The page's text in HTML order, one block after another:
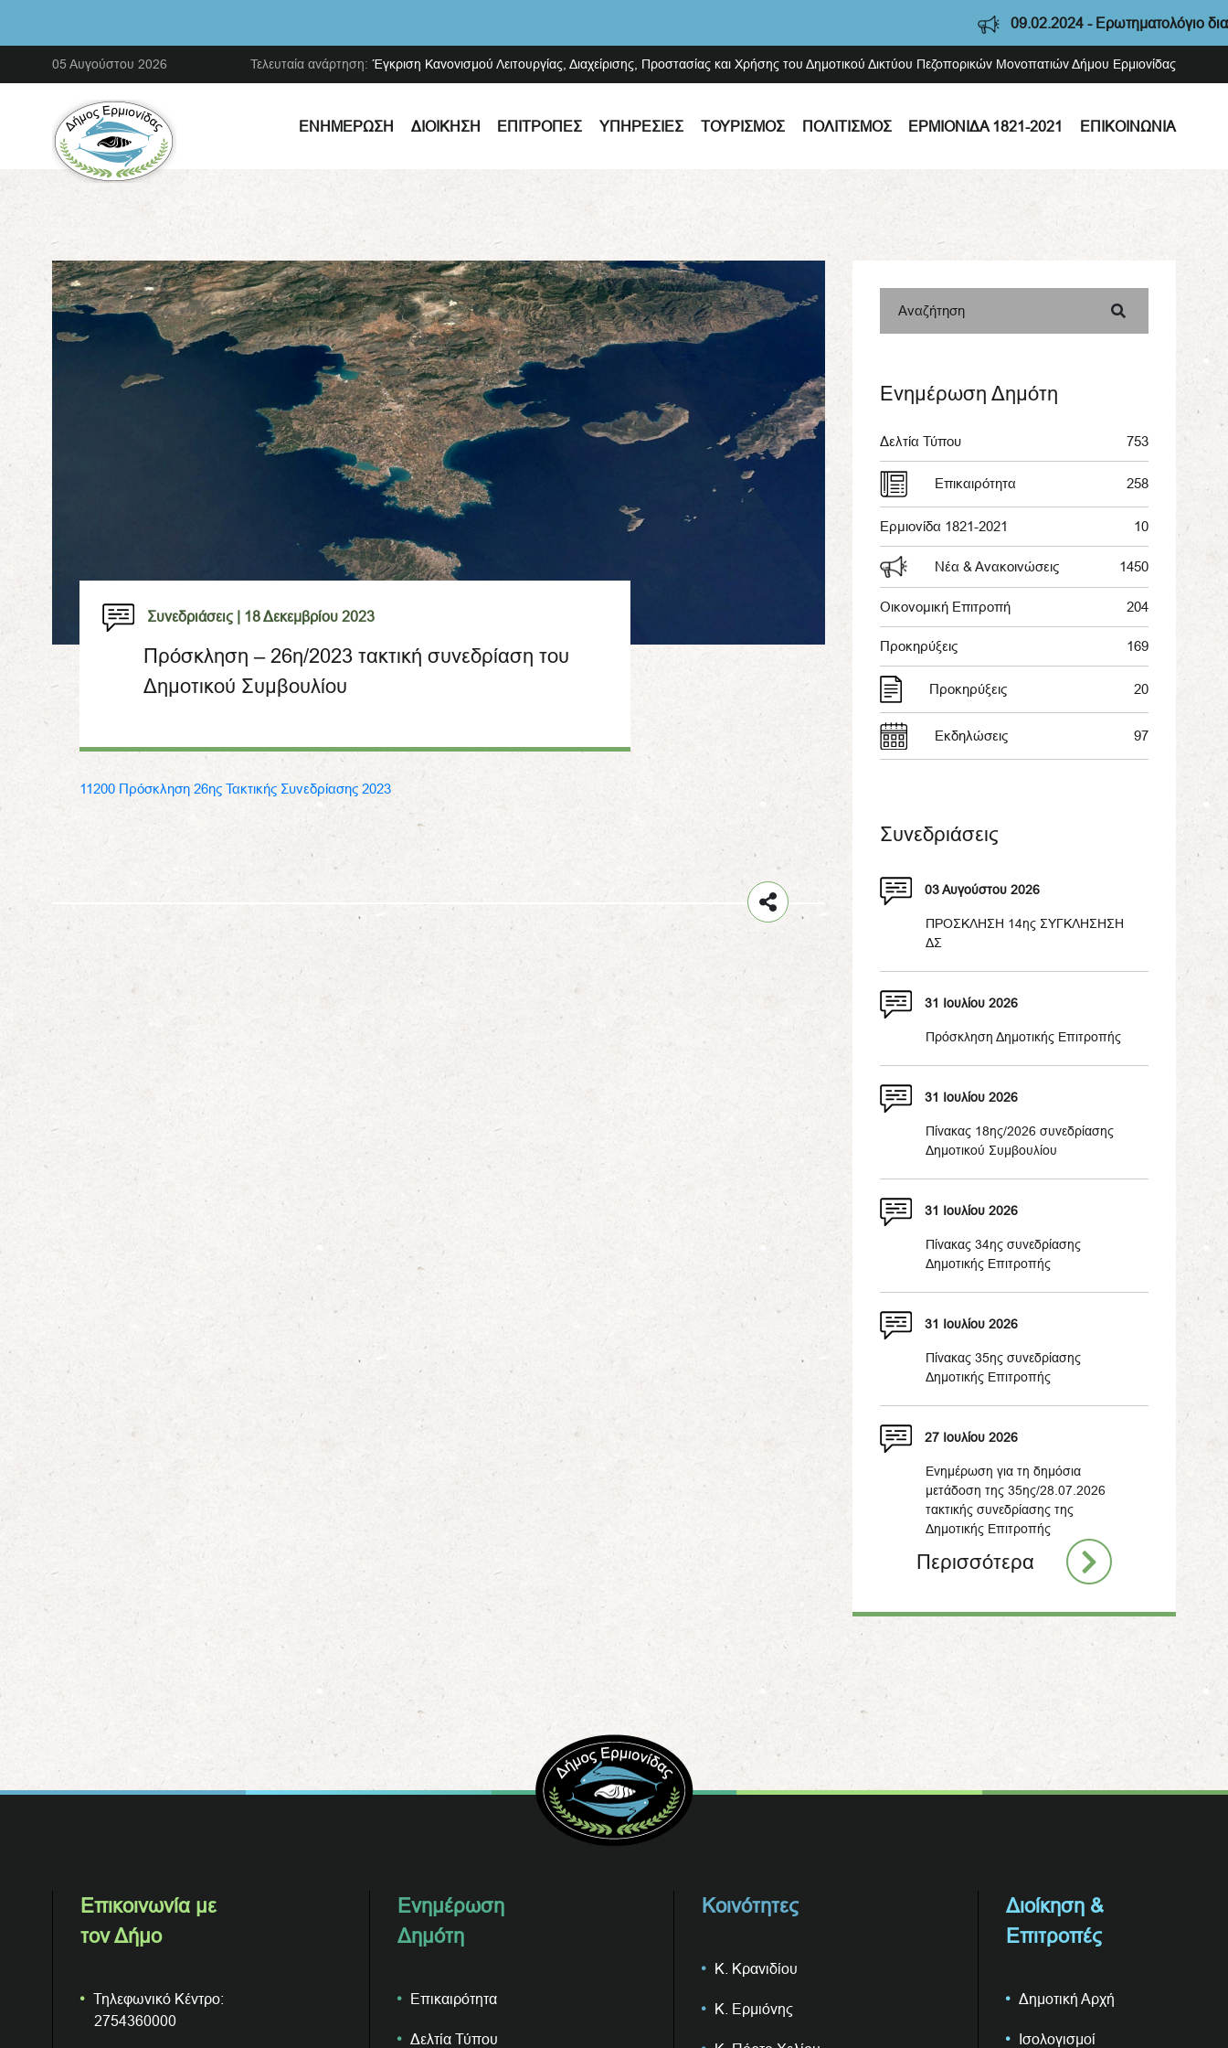
09.02.2024 - Ερωτηματολόγιο
05 Αυγούστου 2026 Τελευταία ανάρτηση: Έγκριση Κανονισμού Λειτουργίας, Διαχείρισης, Προστασίας και Χρήσης του Δημοτικού Δικτύου Πεζοπορικών Μονοπατιών Δήμου Ερμιονίδας
ΕΝΗΜΈΡΩΣΗ ΔΙΟΊΚΗΣΗ ΕΠΙΤΡΟΠΈΣ ΥΠΗΡΕΣΊΕΣ ΤΟΥΡΙΣΜΌΣ ΠΟΛΙΤΙΣΜΌΣ ΕΡΜΙΟΝΊΔΑ 1821-2021 ΕΠΙΚΟΙΝΩΝΊΑ
Συνεδριάσεις | 18 Δεκεμβρίου 2023
Πρόσκληση – 26η/2023 τακτική συνεδρίαση του
Δημοτικού Συμβουλίου
11200 Πρόσκληση 26ης Τακτικής Συνεδρίασης 2023
Αναζήτηση
Ενημέρωση Δημότη
Δελτία Τύπου 753
Επικαιρότητα 258
Ερμιονίδα 1821-2021 10
Νέα & Ανακοινώσεις 1450
Οικονομική Επιτροπή 204
Προκηρύξεις 169
Προκηρύξεις 20
Εκδηλώσεις 97
Συνεδριάσεις
03 Αυγούστου 2026
ΠΡΟΣΚΛΗΣΗ 14ης ΣΥΓΚΛΗΣΗΣΗ
ΔΣ
31 Ιουλίου 2026
Πρόσκληση Δημοτικής Επιτροπής
31 Ιουλίου 2026
Πίνακας 18ης/2026 συνεδρίασης
Δημοτικού Συμβουλίου
31 Ιουλίου 2026
Πίνακας 34ης συνεδρίασης
Δημοτικής Επιτροπής
31 Ιουλίου 2026
Πίνακας 35ης συνεδρίασης
Δημοτικής Επιτροπής
27 Ιουλίου 2026
Ενημέρωση για τη δημόσια
μετάδοση της 35ης/28.07.2026
τακτικής συνεδρίασης της
Δημοτικής Επιτροπής
Περισσότερα
Επικοινωνία με
τον Δήμο
Τηλεφωνικό Κέντρο:
2754360000
Ενημέρωση
Δημότη
Επικαιρότητα
Δελτία Τύπου
Κοινότητες
Κ. Κρανιδίου
Κ. Ερμιόνης
Διοίκηση &
Επιτροπές
Δημοτική Αρχή
Ισολογισμοί